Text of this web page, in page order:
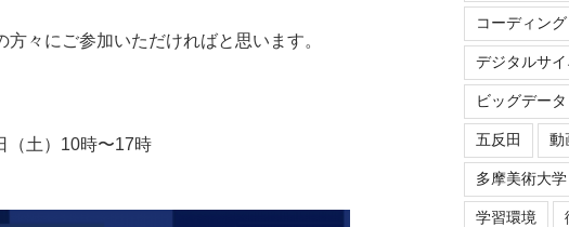
々にご参加いただければと思います。
（土）10時〜17時
コーディング
デジタルサ
ビッグデータ
五反田 動
多摩美術大学
学習環境